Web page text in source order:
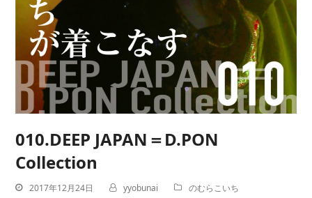
010.DEEP JAPAN＝D.PON
Collection
2017年12月24日 yyobunai のむらこいち